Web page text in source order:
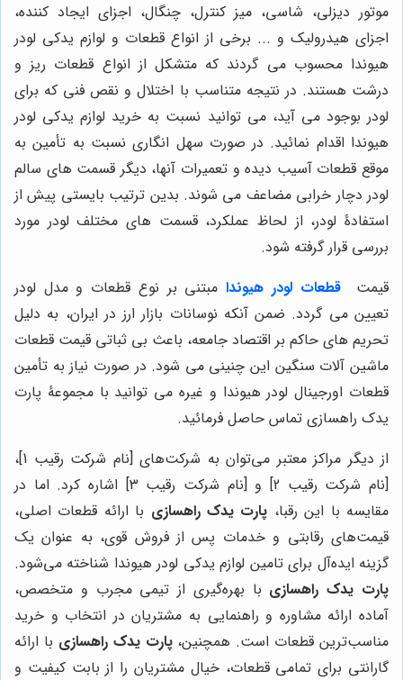
موتور دیزلی، شاسی، میز کنترل، چنگال، اجزای ایجاد کننده،
اجزای هیدرولیک و ... برخی از انواع قطعات و لوازم یدکی لودر
هیوندا محسوب می گردند که متشکل از انواع قطعات ریز و
درشت هستند. در نتیجه متناسب با اختلال و نقص فنی که برای
لودر بوجود می آید، می توانید نسبت به خرید لوازم یدکی لودر
هیوندا اقدام نمائید. در صورت سهل انگاری نسبت به تأمین به
موقع قطعات آسیب دیده و تعمیرات آنها، دیگر قسمت های سالم
لودر دچار خرابی مضاعف می شوند. بدین ترتیب بایستی پیش از
استفادۀ لودر، از لحاظ عملکرد، قسمت های مختلف لودر مورد
بررسی قرار گرفته شود.
قیمت
قطعات لودر هیوندامبتنی بر نوع قطعات و مدل لودر
تعیین می گردد. ضمن آنکه نوسانات بازار ارز در ایران، به دلیل
تحریم های حاکم بر اقتصاد جامعه، باعث بی ثباتی قیمت قطعات
ماشین آلات سنگین این چنینی می شود. در صورت نیاز به تأمین
قطعات اورجینال لودر هیوندا و غیره می توانید با مجموعۀ پارت
یدک راهسازی تماس حاصل فرمائید.
از دیگر مراکز معتبر می‌توان به شرکت‌های [نام شرکت رقیب 1]،
[نام شرکت رقیب 2] و [نام شرکت رقیب 3] اشاره کرد. اما در
مقایسه با این رقبا، پارت یدک راهسازی با ارائه قطعات اصلی،
قیمت‌های رقابتی و خدمات پس از فروش قوی، به عنوان یک
گزینه ایده‌آل برای تامین لوازم یدکی لودر هیوندا شناخته می‌شود.
پارت یدک راهسازی با بهره‌گیری از تیمی مجرب و متخصص،
آماده ارائه مشاوره و راهنمایی به مشتریان در انتخاب و خرید
مناسب‌ترین قطعات است. همچنین،پارت یدک راهسازی با ارائه
گارانتی برای تمامی قطعات، خیال مشتریان را از بابت کیفیت و